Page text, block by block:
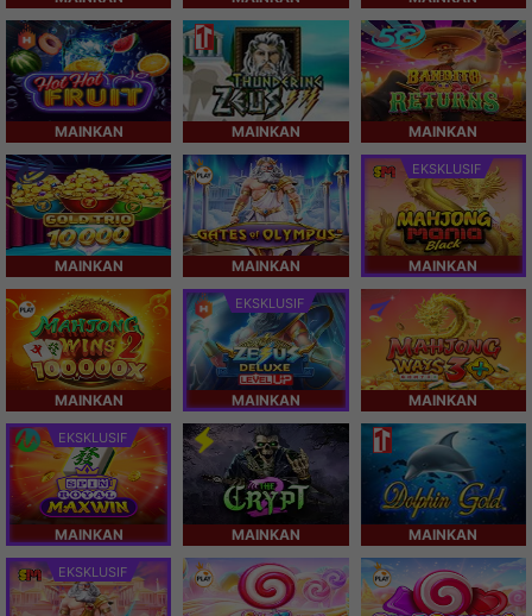
MAINKAN MAINKAN MAINKAN
MAINKAN MAINKAN
EKSKLUSIF
MAINKAN
MAINKAN
EKSKLUSIF
MAINKAN MAINKAN
EKSKLUSIF
MAINKAN MAINKAN MAINKAN
EKSKLUSIF